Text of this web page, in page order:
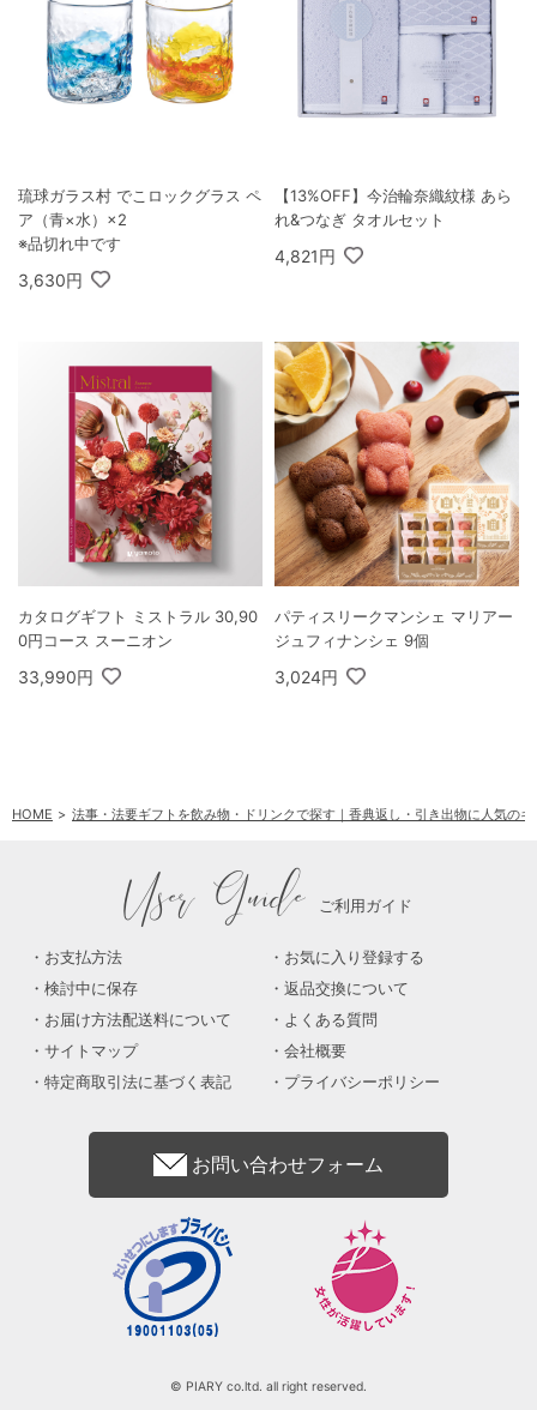
琉球ガラス村 でこロックグラス ペ
ア（青×水）×2
※品切れ中です
3,630円
【13%OFF】今治輪奈織紋様 あら
れ&つなぎ タオルセット
4,821円
カタログギフト ミストラル 30,90
0円コース スーニオン
33,990円
パティスリークマンシェ マリアー
ジュフィナンシェ 9個
3,024円
HOME 法事・法要ギフトを飲み物・ドリンクで探す｜香典返し・引き出物に人気のギ
User Guide ご利用ガイド
お支払方法
お気に入り登録する
検討中に保存
返品交換について
お届け方法配送料について
よくある質問
サイトマップ
会社概要
特定商取引法に基づく表記
プライバシーポリシー
お問い合わせフォーム
© PIARY co.ltd. all right reserved.